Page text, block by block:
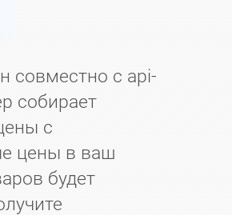
совместно с api-
собирает
с
цены в ваш
будет